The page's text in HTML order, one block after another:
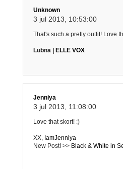
Unknown
3 jul 2013, 10:53:00
That's such a pretty outfit! Love
Lubna |
ELLE VOX
Jenniya
3 jul 2013, 11:08:00
Love that skort! :)
XX, IamJenniya
New Post! >> Black & White in